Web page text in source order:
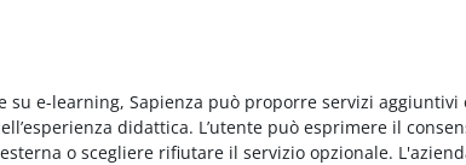
su e-learning, Sapienza può proporre servizi
didattica. L’utente può esprimere il
o scegliere rifiutare il servizio opzionale.